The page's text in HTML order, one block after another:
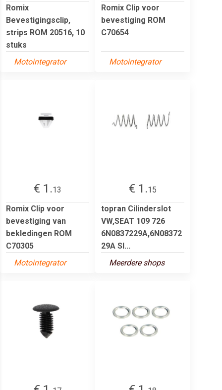
Romix
Bevestigingsclip,
strips ROM 20516, 10
stuks
Motointegrator
Romix Clip voor
bevestiging ROM
C70654
Motointegrator
€ 1.13
Romix Clip voor
bevestiging van
bekledingen ROM
C70305
Motointegrator
€ 1.15
topran Cilinderslot
VW,SEAT 109 726
6N0837229A,6N08372
29A Sl...
Meerdere shops